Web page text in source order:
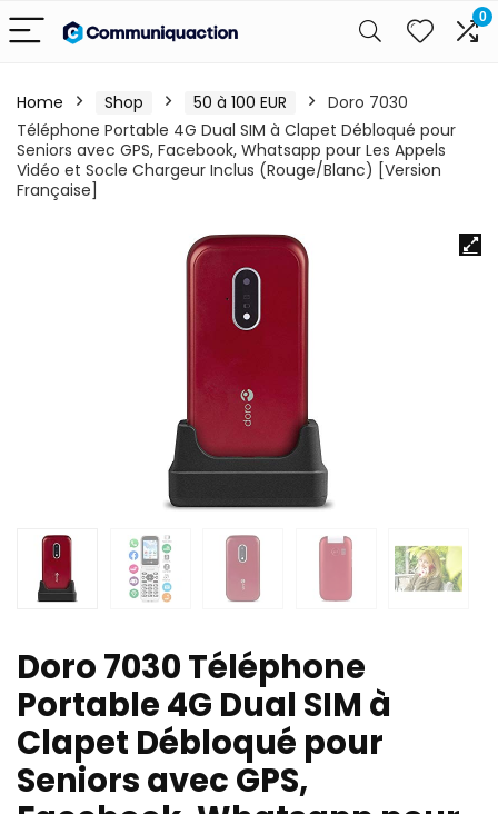
0
Home Shop 50 à 100 EUR
Doro 7030
Téléphone Portable 4G Dual SIM à Clapet Débloqué pour
Seniors avec GPS, Facebook, Whatsapp pour Les Appels
Vidéo et Socle Chargeur Inclus (Rouge/Blanc) [Version
Française]
Doro 7030 Téléphone
Portable 4G Dual SIM à
Clapet Débloqué pour
Seniors avec GPS,